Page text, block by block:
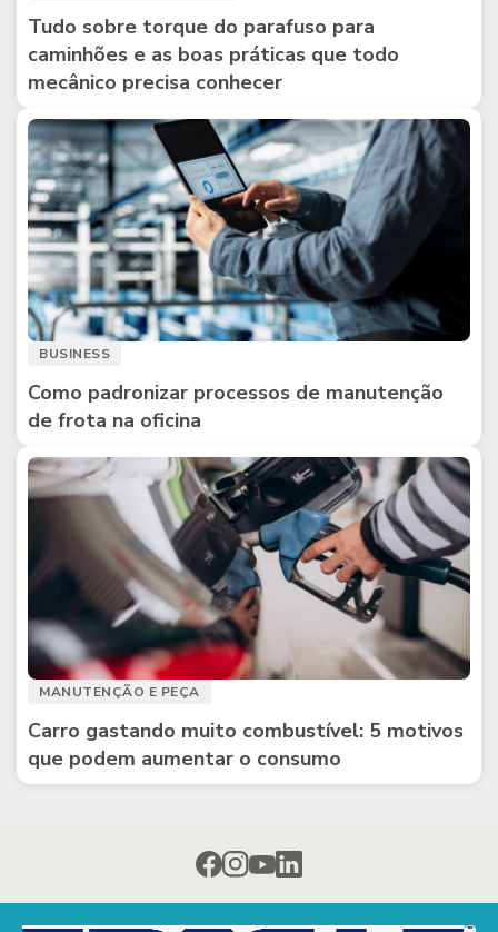
Tudo sobre torque do parafuso para
caminhões e as boas práticas que todo
mecânico precisa conhecer
BUSINESS
Como padronizar processos de manutenção
de frota na oficina
MANUTENÇÃO E PEÇA
Carro gastando muito combustível: 5 motivos
que podem aumentar o consumo